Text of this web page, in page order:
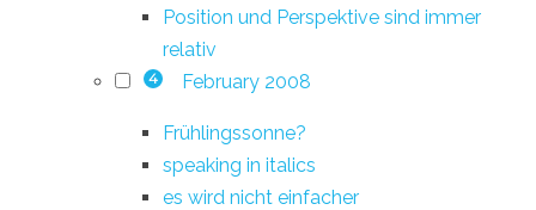
Position und Perspektive sind immer
relativ
4 February 2008
Frühlingssonne?
speaking in italics
es wird nicht einfacher